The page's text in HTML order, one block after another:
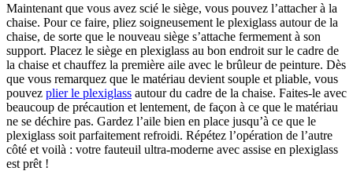
Maintenant que vous avez scié le siège, vous pouvez l’attacher à la
chaise. Pour ce faire, pliez soigneusement le plexiglass autour de la
chaise, de sorte que le nouveau siège s’attache fermement à son
support. Placez le siège en plexiglass au bon endroit sur le cadre de
la chaise et chauffez la première aile avec le brûleur de peinture. Dès
que vous remarquez que le matériau devient souple et pliable, vous
pouvez plier le plexiglass autour du cadre de la chaise. Faites-le avec
beaucoup de précaution et lentement, de façon à ce que le matériau
ne se déchire pas. Gardez l’aile bien en place jusqu’à ce que le
plexiglass soit parfaitement refroidi. Répétez l’opération de l’autre
côté et voilà : votre fauteuil ultra-moderne avec assise en plexiglass
est prêt !